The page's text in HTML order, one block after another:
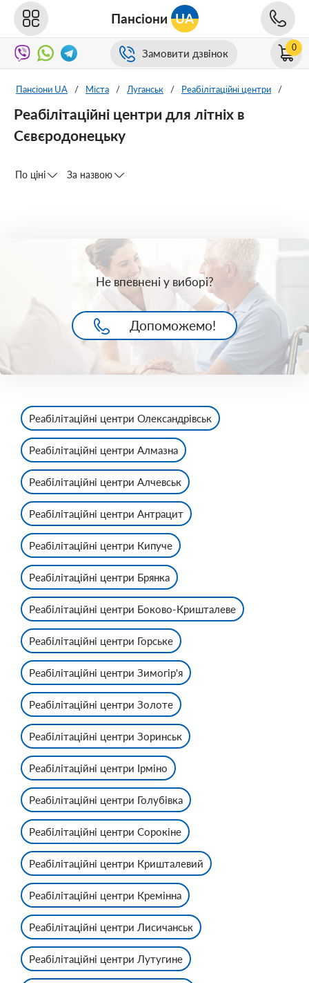
Пансіони UA
Замовити дзвінок 0
Пансіони UA / Міста / Луганськ / Реабілітаційні центри /
Реабілітаційні центри для літніх в
Сєвєродонецьку
По ціні За назвою
Не впевнені у виборі?
Допоможемо!
Реабілітаційні центри Олександрівськ
Реабілітаційні центри Алмазна
Реабілітаційні центри Алчевськ
Реабілітаційні центри Антрацит
Реабілітаційні центри Кипуче
Реабілітаційні центри Брянка
Реабілітаційні центри Боково-Кришталеве
Реабілітаційні центри Горське
Реабілітаційні центри Зимогір'я
Реабілітаційні центри Золоте
Реабілітаційні центри Зоринськ
Реабілітаційні центри Ірміно
Реабілітаційні центри Голубівка
Реабілітаційні центри Сорокіне
Реабілітаційні центри Кришталевий
Реабілітаційні центри Кремінна
Реабілітаційні центри Лисичанськ
Реабілітаційні центри Лутугине